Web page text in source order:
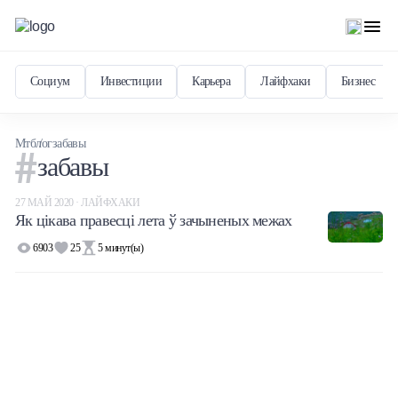
Социум Инвестиции Карьера Лайфхаки Бизнес
Мтблогзабавы
забавы
27 МАЙ 2020 · ЛАЙФХАКИ
Як цікава правесці лета ў зачыненых межах
6903 25 5минут(ы)